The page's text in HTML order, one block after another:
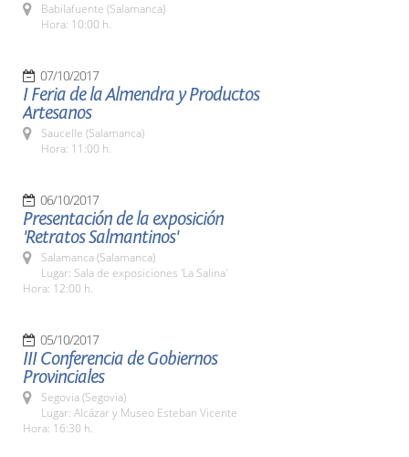
Babilafuente (Salamanca)
Hora: 10:00 h.
07/10/2017
I Feria de la Almendra y Productos
Artesanos
Saucelle (Salamanca)
Hora: 11:00 h.
06/10/2017
Presentación de la exposición
'Retratos Salmantinos'
Salamanca (Salamanca)
Lugar: Sala de exposiciones 'La Salina'
Hora: 12:00 h.
05/10/2017
III Conferencia de Gobiernos
Provinciales
Segovia (Segovia)
Lugar: Alcázar y Museo Esteban Vicente
Hora: 16:30 h.